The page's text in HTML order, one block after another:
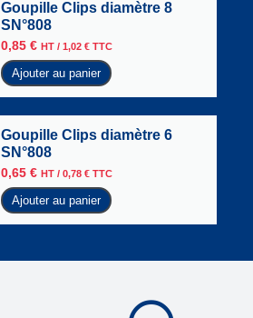
Goupille Clips diamètre 8
SN°808
0,85 € HT / 1,02 € TTC
Ajouter au panier
Goupille Clips diamètre 6
SN°808
0,65 € HT / 0,78 € TTC
Ajouter au panier